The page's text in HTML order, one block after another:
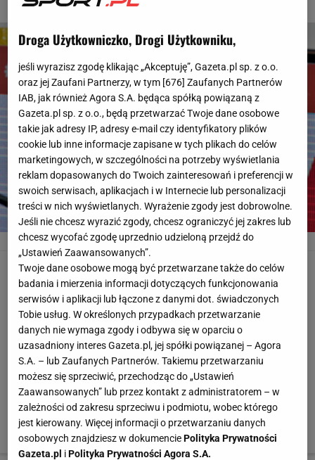
1 z 6
Kamil StochNed Alley / AP / AP
Organizatorzy już w serii próbnej mieli podwyższone
ciśnienie, bo na całej skoczni wiało mocno pod narty.
Najpierw Piotr Żyła kropnął 142 metry z trzeciej belki, a
po chwili Markus Eisenbichler poleciał jeszcze dalej
(148,5 metra) z pierwszego najazdu. Niemiec nie zdołał
wylądować czysto i decyzja była prosta - odwołanie
serii próbnej. Wówczas stało się jasne, że czwartkowy
konkurs może być zagrożony przez. brak
wystarczającej liczby belek.
Droga Użytkowniczko, Drogi Użytkowniku,
jeśli wyrazisz zgodę klikając „Akceptuję”, Gazeta.pl sp. z o.o.
oraz jej Zaufani Partnerzy, w tym [676] Zaufanych Partnerów
IAB, jak również Agora S.A. będąca spółką powiązaną z
Gazeta.pl sp. z o.o., będą przetwarzać Twoje dane osobowe
takie jak adresy IP, adresy e-mail czy identyfikatory plików
cookie lub inne informacje zapisane w tych plikach do celów
marketingowych, w szczególności na potrzeby wyświetlania
reklam dopasowanych do Twoich zainteresowań i preferencji w
swoich serwisach, aplikacjach i w Internecie lub personalizacji
treści w nich wyświetlanych. Wyrażenie zgody jest dobrowolne.
Jeśli nie chcesz wyrazić zgody, chcesz ograniczyć jej zakres lub
chcesz wycofać zgodę uprzednio udzieloną przejdź do
„Ustawień Zaawansowanych”.
Twoje dane osobowe mogą być przetwarzane także do celów
badania i mierzenia informacji dotyczących funkcjonowania
serwisów i aplikacji lub łączone z danymi dot. świadczonych
Tobie usług. W określonych przypadkach przetwarzanie
danych nie wymaga zgody i odbywa się w oparciu o
uzasadniony interes Gazeta.pl, jej spółki powiązanej – Agora
S.A. – lub Zaufanych Partnerów. Takiemu przetwarzaniu
możesz się sprzeciwić, przechodząc do „Ustawień
Zaawansowanych” lub przez kontakt z administratorem – w
zależności od zakresu sprzeciwu i podmiotu, wobec którego
jest kierowany. Więcej informacji o przetwarzaniu danych
osobowych znajdziesz w dokumenciePolityka Prywatności
Gazeta.pl iPolityka Prywatności Agora S.A.